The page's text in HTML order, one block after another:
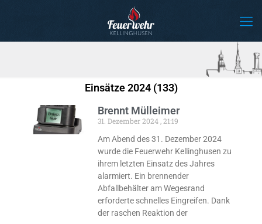
Einsätze 2024 (133)
Brennt Mülleimer
31. Dezember 2024 21:19
Am Abend des 31. Dezember 2024
wurde die Feuerwehr Kellinghusen zu
ihrem letzten Einsatz des Jahres
alarmiert. Ein brennender
Abfallbehälter am Wegesrand
erforderte schnelles Eingreifen. Dank
der raschen Reaktion der